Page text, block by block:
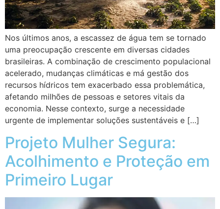
Nos últimos anos, a escassez de água tem se tornado
uma preocupação crescente em diversas cidades
brasileiras. A combinação de crescimento populacional
acelerado, mudanças climáticas e má gestão dos
recursos hídricos tem exacerbado essa problemática,
afetando milhões de pessoas e setores vitais da
economia. Nesse contexto, surge a necessidade
urgente de implementar soluções sustentáveis e […]
Projeto Mulher Segura:
Acolhimento e Proteção em
Primeiro Lugar